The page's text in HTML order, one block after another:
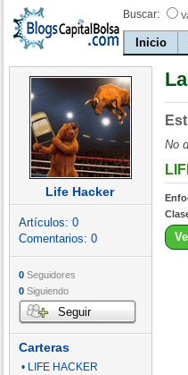
Buscar:
Inicio
Life Hacker
Artículos: 0
Comentarios: 0
0 Seguidores
0 Siguiendo
Seguir
Carteras
• LIFE HACKER
No